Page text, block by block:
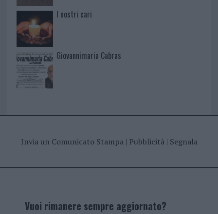
I nostri cari
Giovannimaria Cabras
Invia un Comunicato Stampa| Pubblicità| Segnala
Vuoi rimanere sempre aggiornato?